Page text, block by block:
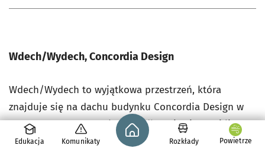
Wdech/Wydech, Concordia Design
Wdech/Wydech to wyjątkowa przestrzeń, która
znajduje się na dachu budynku Concordia Design w
samym centrum Wrocławia. Odbywają się tutaj liczne
wydarzenia kulturalne, m.in. koncerty z muzyką na
Edukacja Komunikaty
Strona główna - wroclaw.pl
Rozkłady Powietrze